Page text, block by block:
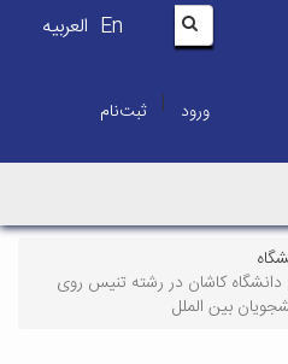
En العربیه
ورود | ثبت‌نام
کاشان در رشته تنیس روی
بین الملل